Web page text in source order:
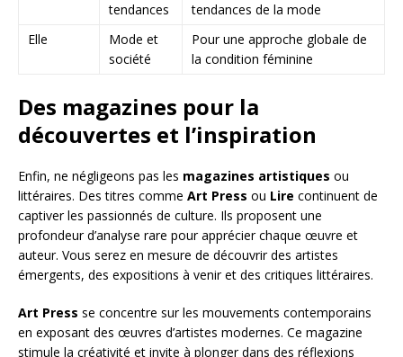
tendances
tendances de la mode
Elle
Mode et
société
Pour une approche globale de
la condition féminine
Des magazines pour la
découvertes et l’inspiration
Enfin, ne négligeons pas les magazines artistiques ou
littéraires. Des titres comme Art Press ou Lire continuent de
captiver les passionnés de culture. Ils proposent une
profondeur d’analyse rare pour apprécier chaque œuvre et
auteur. Vous serez en mesure de découvrir des artistes
émergents, des expositions à venir et des critiques littéraires.
Art Press se concentre sur les mouvements contemporains
en exposant des œuvres d’artistes modernes. Ce magazine
stimule la créativité et invite à plonger dans des réflexions